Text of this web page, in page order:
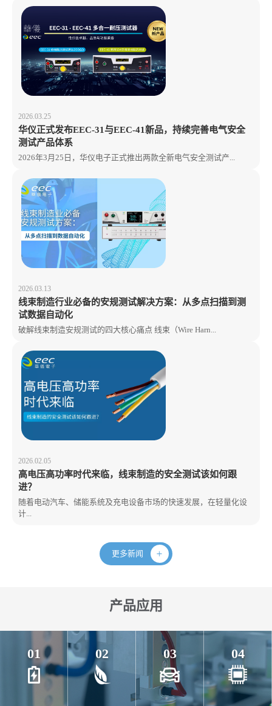
2026.03.25
华仪正式发布EEC-31与EEC-41新品，持续完善电气安全
测试产品体系
2026年3月25日，华仪电子正式推出两款全新电气安全测试产...
2026.03.13
线束制造行业必备的安规测试解决方案：从多点扫描到测
试数据自动化
破解线束制造安规测试的四大核心痛点 线束（Wire Harn...
2026.02.05
高电压高功率时代来临，线束制造的安全测试该如何跟
进？
随着电动汽车、储能系统及充电设备市场的快速发展，在轻量化设
计...
更多新闻
产品应用
01 02 03 04